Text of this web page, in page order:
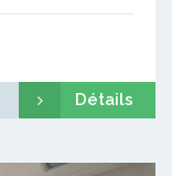
Détails